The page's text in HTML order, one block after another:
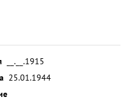
__.__.1915
25.01.1944